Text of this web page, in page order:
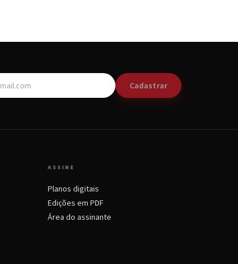
Cadastrar
ASSINE
Planos digitais
Edições em PDF
Área do assinante